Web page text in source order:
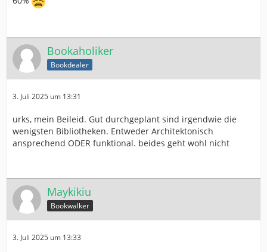
Bookaholiker
Bookdealer
3. Juli 2025 um 13:31
urks, mein Beileid. Gut durchgeplant sind irgendwie die
wenigsten Bibliotheken. Entweder Architektonisch
ansprechend ODER funktional. beides geht wohl nicht
Maykikiu
Bookwalker
3. Juli 2025 um 13:33